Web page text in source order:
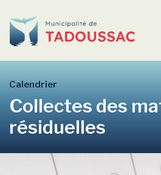
(Municipalité )
Calendrier
Collectes des
résiduelles